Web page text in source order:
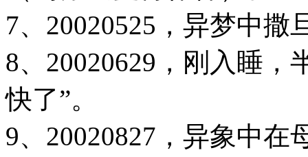
7、20020525，异梦中撒
8、20020629，刚入睡，
快了”。
9、20020827，异象中